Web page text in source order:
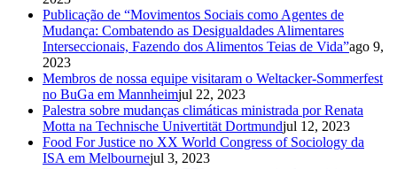
Publicação de “Movimentos Sociais como Agentes de
Mudança: Combatendo as Desigualdades Alimentares
Interseccionais, Fazendo dos Alimentos Teias de Vida”ago 9,
2023
Membros de nossa equipe visitaram o Weltacker-Sommerfest
no BuGa em Mannheimjul 22, 2023
Palestra sobre mudanças climáticas ministrada por Renata
Motta na Technische Univertität Dortmundjul 12, 2023
Food For Justice no XX World Congress of Sociology da
ISA em Melbournejul 3, 2023